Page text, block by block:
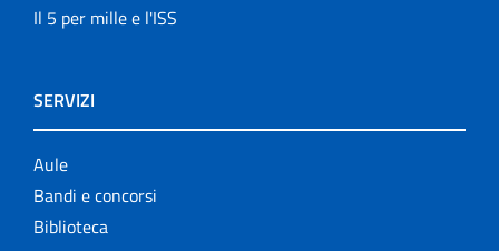
Il 5 per mille e l'ISS
SERVIZI
Aule
Bandi e concorsi
Biblioteca